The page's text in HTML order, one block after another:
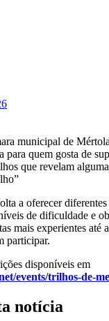
municipal de
para quem gosta de
que revelam
a oferecer diferentes
de dificuldade e
mais experientes até
participar.
disponíveis em
events/trilhos-de-
notícia